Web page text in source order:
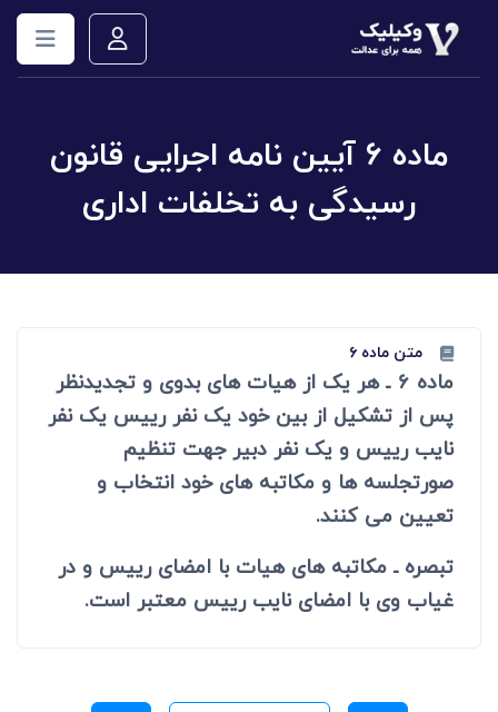
ماده ۶ آیین نامه اجرایی قانون
رسیدگی به تخلفات اداری
متن ماده ۶
ماده 6 ـ هر یک از هیات های بدوی و تجدیدنظر
پس از تشکیل از بین خود یک نفر رییس یک نفر
نایب رییس و یک نفر دبیر جهت تنظیم
صورتجلسه ها و مکاتبه های خود انتخاب و
تعیین می کنند.
تبصره ـ مکاتبه های هیات با امضای رییس و در
غیاب وی با امضای نایب رییس معتبر است.